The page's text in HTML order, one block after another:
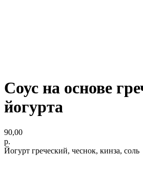
Соус на основе
йогурта
90,00
р.
Йогурт греческий, чеснок, кинза, соль